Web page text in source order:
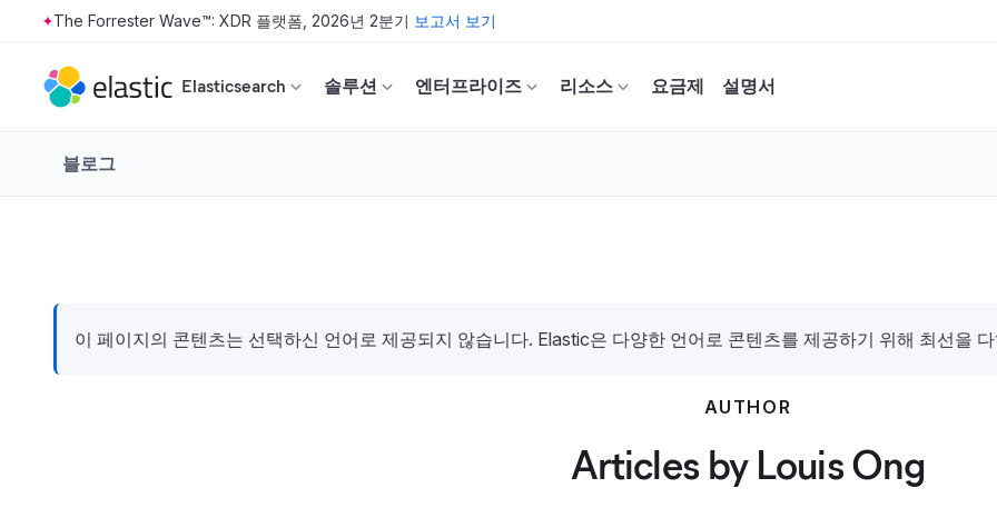
Skip to main content
The Forrester Wave™: XDR 플랫폼, 2026년 2분기 보고서 보기
Elasticsearch 솔루션 엔터프라이즈 리소스 요금제 설명서
블로그
이 페이지의 콘텐츠는 선택하신 언어로 제공되지 않습니다. Elastic은 다양한 언어로 콘텐츠를 제공하기 위해 최선을
AUTHOR
Articles by Louis Ong